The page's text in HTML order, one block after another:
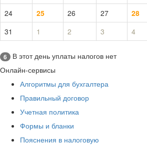
24
25 26 27 28
31
1 2 3 4
6
В этот день уплаты налогов нет
Онлайн-сервисы
Алгоритмы для бухгалтера
Правильный договор
Учетная политика
Формы и бланки
Пояснения в налоговую